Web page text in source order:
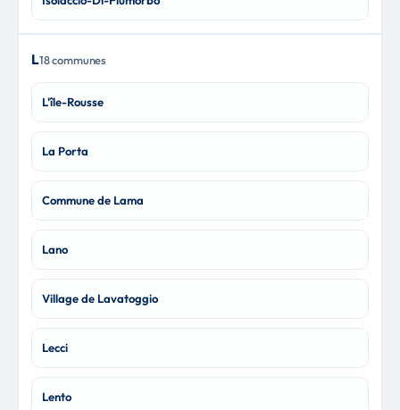
L18 communes
L'île-Rousse
La Porta
Commune de Lama
Lano
Village de Lavatoggio
Lecci
Lento